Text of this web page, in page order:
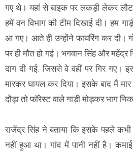
गए थे। यहां से बाइक पर लकड़ी लेकर
हमें वन विभाग की टीम दिखाई दी। हम
आ गए। आते ही उन्होंने फायरिंग कर दी।
पर ही माैत हो गई। भगवान सिंह और महेंद्र
दाग दी गई, जिससे वे वहीं पर गिर गए।
मारकर घायल कर दिया। इसके बाद मैं मार
दौड़ा तो फॉरेस्ट वाले गाड़ी मोड़कर भाग
राजेंद्र सिंह ने बताया कि इसके पहले
नहीं हुआ था। गांव में पानी नहीं है।